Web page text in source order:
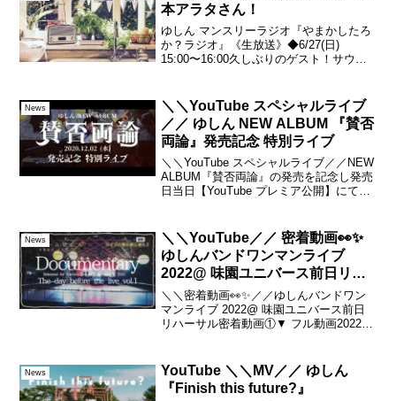
本アラタさん！
ゆしん マンスリーラジオ『やまかしたろ
か？ラジオ』《生放送》◆6/27(日)
15:00〜16:00久しぶりのゲスト！サウン
ゆしんのアルバム『賛否両論』について
ま...
News
＼＼YouTube スペシャルライブ
／／ ゆしん NEW ALBUM 『賛否
両論』発売記念 特別ライブ
＼＼YouTube スペシャルライブ／／NEW
ALBUM『賛否両論』の発売を記念し発売
日当日【YouTube プレミア公開】にてス
ALBUM『賛否両論』発...
News
＼＼YouTube／／ 密着動画👀✨
ゆしんバンドワンマンライブ
2022@ 味園ユニバース前日リハ
ーサル密着動画①
＼＼密着動画👀✨／／ゆしんバンドワン
マンライブ 2022@ 味園ユニバース前日
リハーサル密着動画①▼ フル動画2022年
り#リハーサル#ドキュメンタリー#大...
News
YouTube ＼＼MV／／ ゆしん
『Finish this future?』